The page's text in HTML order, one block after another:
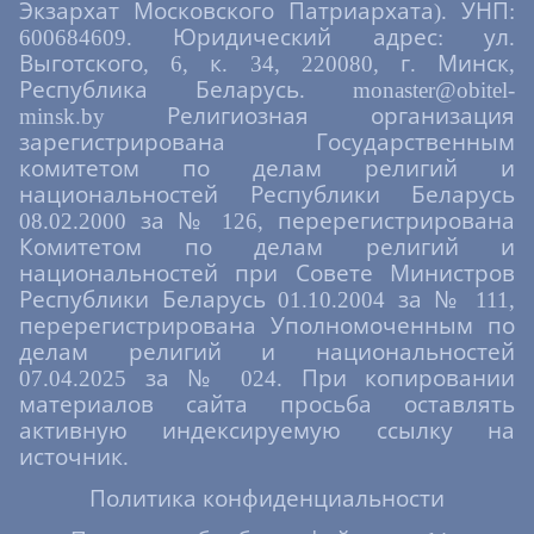
поддержка и утешение была еси, Обителям
иноческим заступление и покров, и всем
прибегающим к иконе твоей милостивая
Мати, к нейже ныне и мы припадаем и тепле
вопием: О, причудная Владычице
Богородице, молися из тебе воплощенному
Христу Богу нашему, да спасет души наша
яко милосерд.
Величание
Величаем Тя, Пресвятая Дево,
Богоизбранная Отроковице, и чтим образ
Твой святый, имже точиши исцеления всем,
с верою притекающим.
Экзархат Московского Патриархата). УНП:
600684609. Юридический адрес: ул.
Выготского, 6, к. 34, 220080, г. Минск,
Республика Беларусь. monaster@obitel-
minsk.by Религиозная организация
зарегистрирована Государственным
комитетом по делам религий и
национальностей Республики Беларусь
08.02.2000 за № 126, перерегистрирована
Комитетом по делам религий и
национальностей при Совете Министров
Республики Беларусь 01.10.2004 за № 111,
перерегистрирована Уполномоченным по
делам религий и национальностей
07.04.2025 за № 024. При копировании
материалов сайта просьба оставлять
активную индексируемую ссылку на
источник.
Политика конфиденциальности